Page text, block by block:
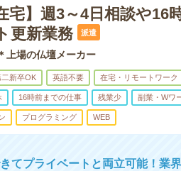
宅】週3～4日相談や16
更新業務
派遣
上場の仏壇メーカー
二新卒OK 英語不要 在宅・リモートワーク
16時前までの仕事 残業少 副業・Wワ
プログラミング WEB
てプライベートと両立可能！業